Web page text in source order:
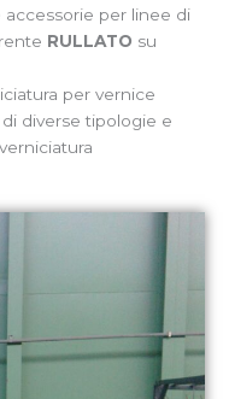
accessorie per linee di
RULLATO su
per vernice
, di diverse tipologie e